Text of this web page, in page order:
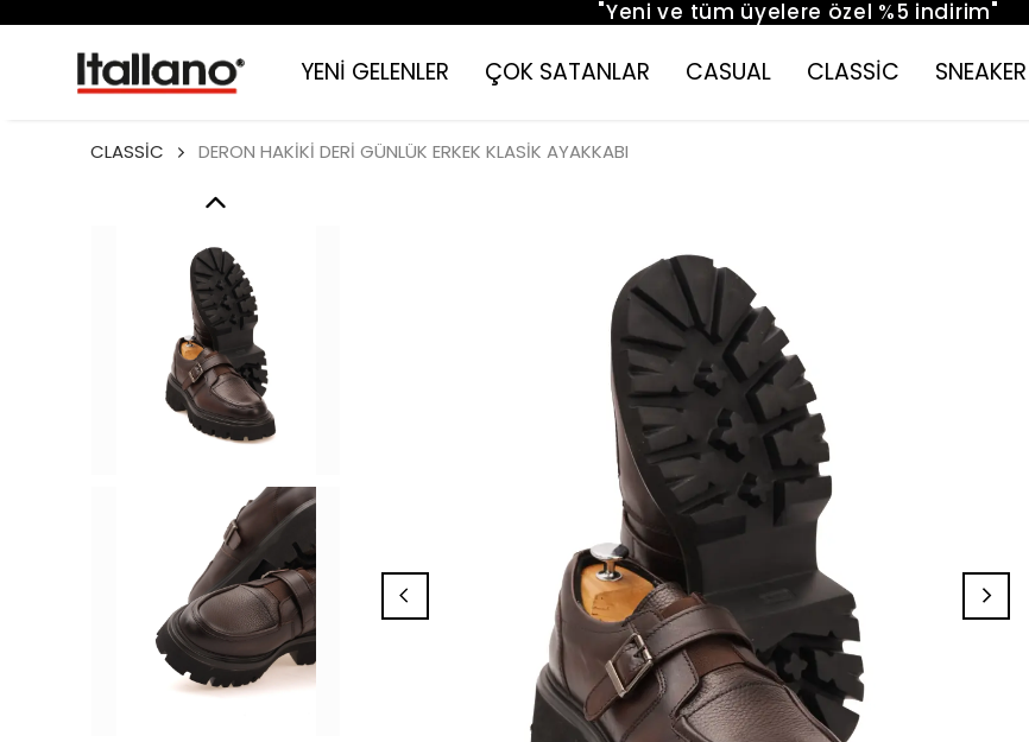
"Yeni ve tüm üyelere özel %5 indirim"
YENİ GELENLER ÇOK SATANLAR CASUAL CLASSİC SNEAKER
CLASSİC DERON HAKİKİ DERİ GÜNLÜK ERKEK KLASİK AYAKKABI